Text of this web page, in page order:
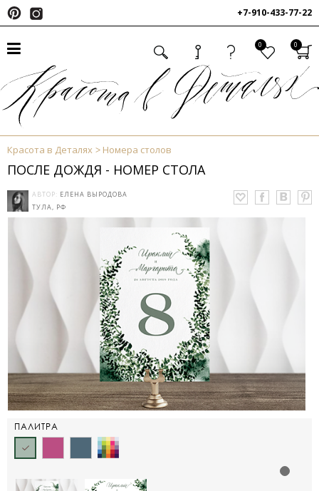
+7-910-433-77-22
0 0
Красота в Деталях Номера столов
ПОСЛЕ ДОЖДЯ - НОМЕР СТОЛА
АВТОР: ЕЛЕНА ВЫРОДОВА
ТУЛА, РФ
ПАЛИТРА